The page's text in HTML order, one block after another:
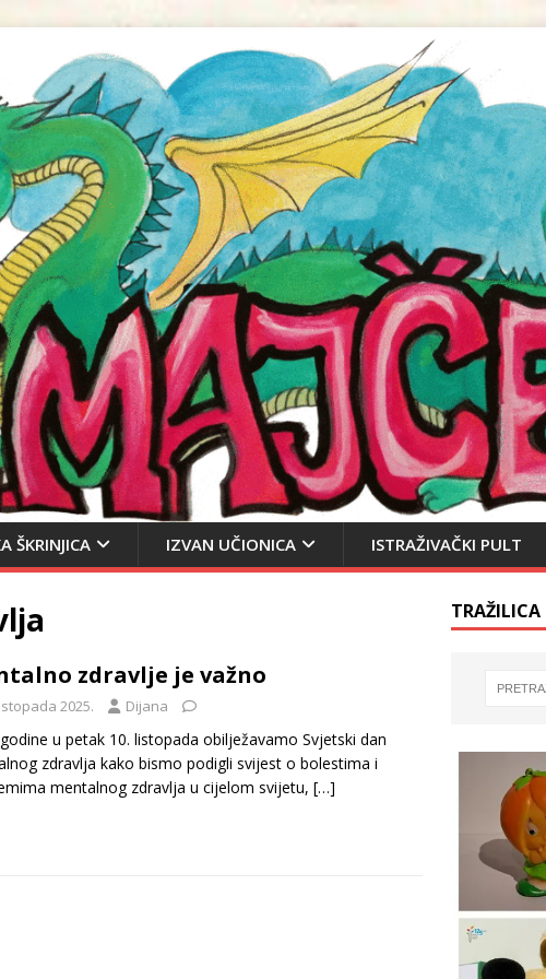
ŠKRINJICA IZVAN UČIONICA ISTRAŽIVAČKI PULT
zdravlje je važno
2025. Dijana
u petak 10. listopada obilježavamo Svjetski dan
zdravlja kako bismo podigli svijest o bolestima i
mentalnog zdravlja u cijelom svijetu, […]
TRAŽILICA